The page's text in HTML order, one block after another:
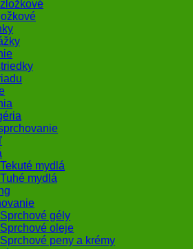
Tekuté mydlá
Tuhé mydlá
Sprchové gély
Sprchové oleje
Sprchové peny a krémy